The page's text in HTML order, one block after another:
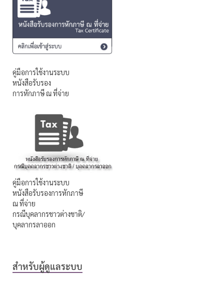
คู่มือการใช้งานระบบ
หนังสือรับรอง
การหักภาษี ณ ที่จ่าย
คู่มือการใช้งานระบบ
หนังสือรับรองการหักภาษี
ณ ที่จ่าย
กรณีบุคลากรชาวต่างชาติ/
บุคลากรลาออก
สำหรับผู้ดูแลระบบ